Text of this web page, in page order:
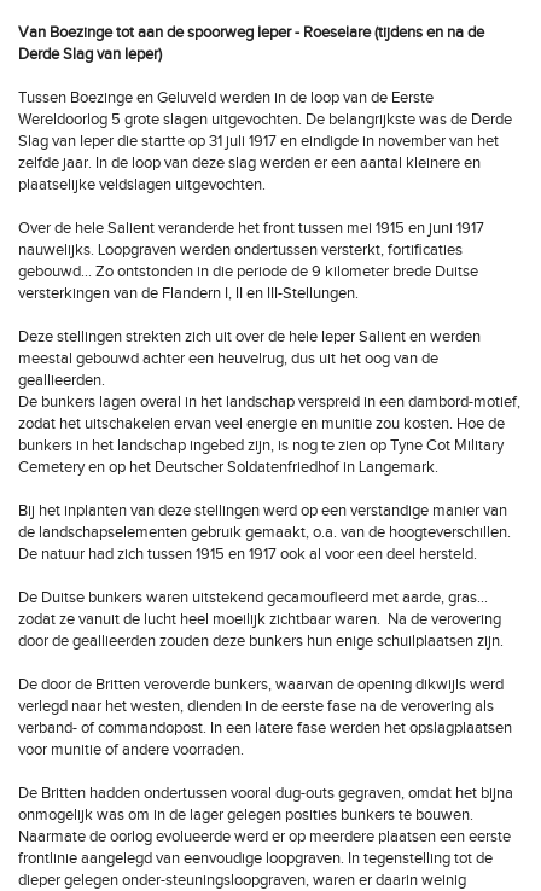
Van Boezinge tot aan de spoorweg Ieper - Roeselare (tijdens en na de
Derde Slag van Ieper)
Tussen Boezinge en Geluveld werden in de loop van de Eerste
Wereldoorlog 5 grote slagen uitgevochten. De belangrijkste was de Derde
Slag van Ieper die startte op 31 juli 1917 en eindigde in november van het
zelfde jaar. In de loop van deze slag werden er een aantal kleinere en
plaatselijke veldslagen uitgevochten.
Over de hele Salient veranderde het front tussen mei 1915 en juni 1917
nauwelijks. Loopgraven werden ondertussen versterkt, fortificaties
gebouwd… Zo ontstonden in die periode de 9 kilometer brede Duitse
versterkingen van de Flandern I, II en III-Stellungen.
Deze stellingen strekten zich uit over de hele Ieper Salient en werden
meestal gebouwd achter een heuvelrug, dus uit het oog van de
geallieerden.
De bunkers lagen overal in het landschap verspreid in een dambord-motief,
zodat het uitschakelen ervan veel energie en munitie zou kosten. Hoe de
bunkers in het landschap ingebed zijn, is nog te zien op Tyne Cot Military
Cemetery en op het Deutscher Soldatenfriedhof in Langemark.
Bij het inplanten van deze stellingen werd op een verstandige manier van
de landschapselementen gebruik gemaakt, o.a. van de hoogteverschillen.
De natuur had zich tussen 1915 en 1917 ook al voor een deel hersteld.
De Duitse bunkers waren uitstekend gecamoufleerd met aarde, gras…
zodat ze vanuit de lucht heel moeilijk zichtbaar waren. Na de verovering
door de geallieerden zouden deze bunkers hun enige schuilplaatsen zijn.
De door de Britten veroverde bunkers, waarvan de opening dikwijls werd
verlegd naar het westen, dienden in de eerste fase na de verovering als
verband- of commandopost. In een latere fase werden het opslagplaatsen
voor munitie of andere voorraden.
De Britten hadden ondertussen vooral dug-outs gegraven, omdat het bijna
onmogelijk was om in de lager gelegen posities bunkers te bouwen.
Naarmate de oorlog evolueerde werd er op meerdere plaatsen een eerste
frontlinie aangelegd van eenvoudige loopgraven. In tegenstelling tot de
dieper gelegen onder-steuningsloopgraven, waren er daarin weinig